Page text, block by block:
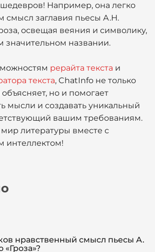
Например, она легко
смысл заглавия пьесы А.Н.
освещая веяния и символику,
значительном названии.
рерайта текста и
текста, ChatInfo не только
но и помогает
мысли и создавать уникальный
вашим требованиям.
мир литературы вместе с
интеллектом!
нравственный смысл пьесы А.
«Гроза»?